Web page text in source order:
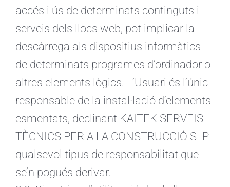
accés i ús de determinats continguts i
serveis dels llocs web, pot implicar la
descàrrega als dispositius informàtics
de determinats programes d’ordinador o
altres elements lògics. L’Usuari és l’únic
responsable de la instal·lació d’elements
esmentats, declinant KAITEK SERVEIS
TÈCNICS PER A LA CONSTRUCCIÓ SLP
qualsevol tipus de responsabilitat que
se’n pogués derivar.